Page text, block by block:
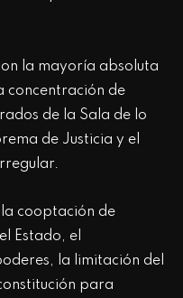
la mayoría absoluta
concentración de
de la Sala de lo
de Justicia y el
la cooptación de
Estado, el
la limitación del
para